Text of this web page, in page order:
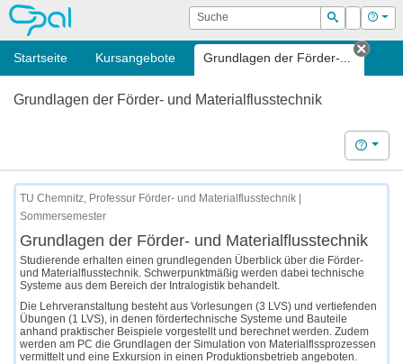
OPAL Suche
Suchen
Login Hilfe
Startseite Kursangebote Grundlagen der Förder-...
Tab
Grundlagen der Förder- und Materialflusstechnik
Hilfe
TU Chemnitz, Professur Förder- und Materialflusstechnik |
Sommersemester
Grundlagen der Förder- und Materialflusstechnik
Studierende erhalten einen grundlegenden Überblick über die Förder-
und Materialflusstechnik. Schwerpunktmäßig werden dabei technische
Systeme aus dem Bereich der Intralogistik behandelt.
Die Lehrveranstaltung besteht aus Vorlesungen (3 LVS) und vertiefenden
Übungen (1 LVS), in denen fördertechnische Systeme und Bauteile
anhand praktischer Beispiele vorgestellt und berechnet werden. Zudem
werden am PC die Grundlagen der Simulation von Materialflssprozessen
vermittelt und eine Exkursion in einen Produktionsbetrieb angeboten.